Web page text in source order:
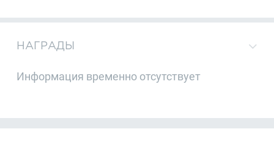
НАГРАДЫ
Информация временно отсутствует